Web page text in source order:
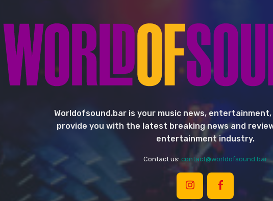
Worldofsound.bar is your music news,
provide you with the latest breaking news and
entertainment industry.
Contact us: contact@worldofsound.bar